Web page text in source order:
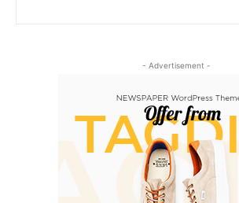
- Advertisement -